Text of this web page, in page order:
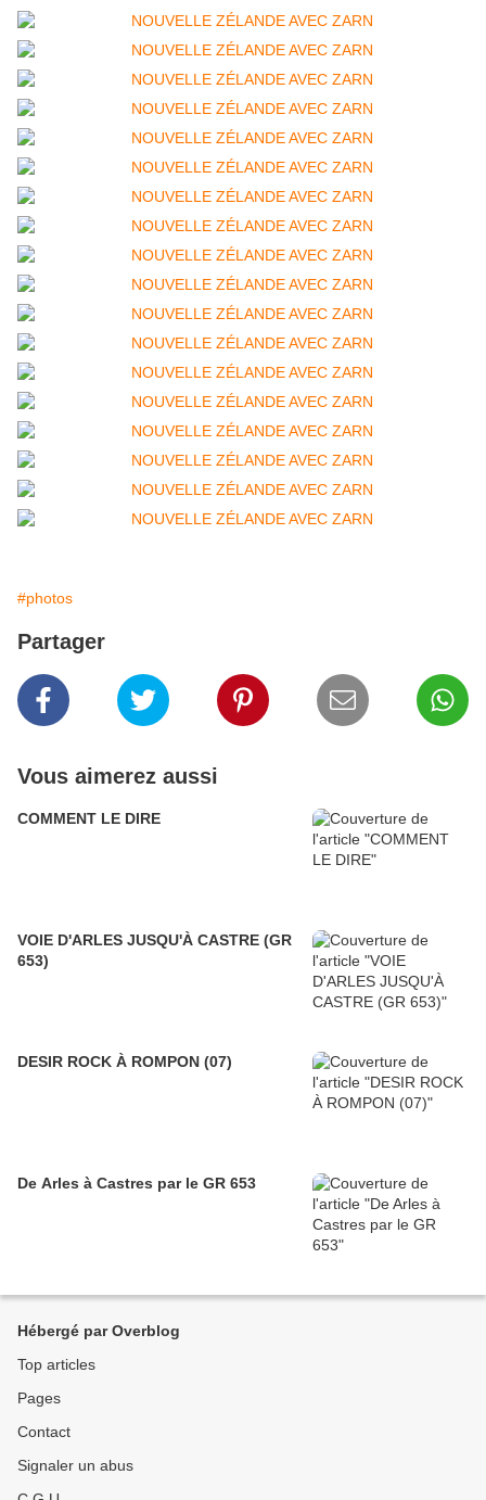
#photos
Partager
Vous aimerez aussi
COMMENT LE DIRE
VOIE D'ARLES JUSQU'À CASTRE (GR
653)
DESIR ROCK À ROMPON (07)
De Arles à Castres par le GR 653
Hébergé par Overblog
Top articles
Pages
Contact
Signaler un abus